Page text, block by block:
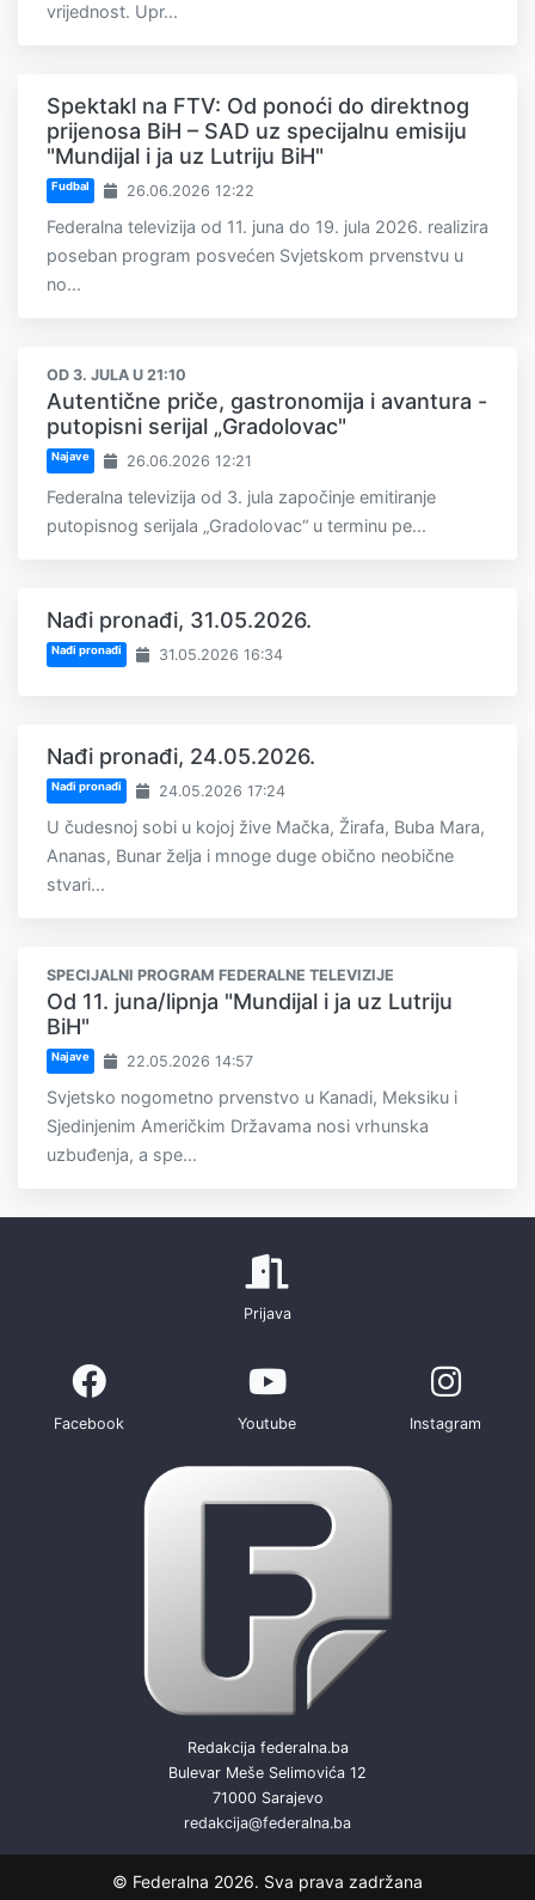
vrijednost. Upr...
Spektakl na FTV: Od ponoći do direktnog
prijenosa BiH – SAD uz specijalnu emisiju
"Mundijal i ja uz Lutriju BiH"
Fudbal 26.06.2026 12:22
Federalna televizija od 11. juna do 19. jula 2026. realizira
poseban program posvećen Svjetskom prvenstvu u
no...
OD 3. JULA U 21:10
Autentične priče, gastronomija i avantura -
putopisni serijal „Gradolovac"
Najave 26.06.2026 12:21
Federalna televizija od 3. jula započinje emitiranje
putopisnog serijala „Gradolovac“ u terminu pe...
Nađi pronađi, 31.05.2026.
Nađi pronađi 31.05.2026 16:34
Nađi pronađi, 24.05.2026.
Nađi pronađi 24.05.2026 17:24
U čudesnoj sobi u kojoj žive Mačka, Žirafa, Buba Mara,
Ananas, Bunar želja i mnoge duge obično neobične
stvari...
SPECIJALNI PROGRAM FEDERALNE TELEVIZIJE
Od 11. juna/lipnja "Mundijal i ja uz Lutriju
BiH"
Najave 22.05.2026 14:57
Svjetsko nogometno prvenstvo u Kanadi, Meksiku i
Sjedinjenim Američkim Državama nosi vrhunska
uzbuđenja, a spe...
Prijava
Facebook Youtube Instagram
Redakcija federalna.ba
Bulevar Meše Selimovića 12
71000 Sarajevo
redakcija@federalna.ba
© Federalna 2026. Sva prava zadržana